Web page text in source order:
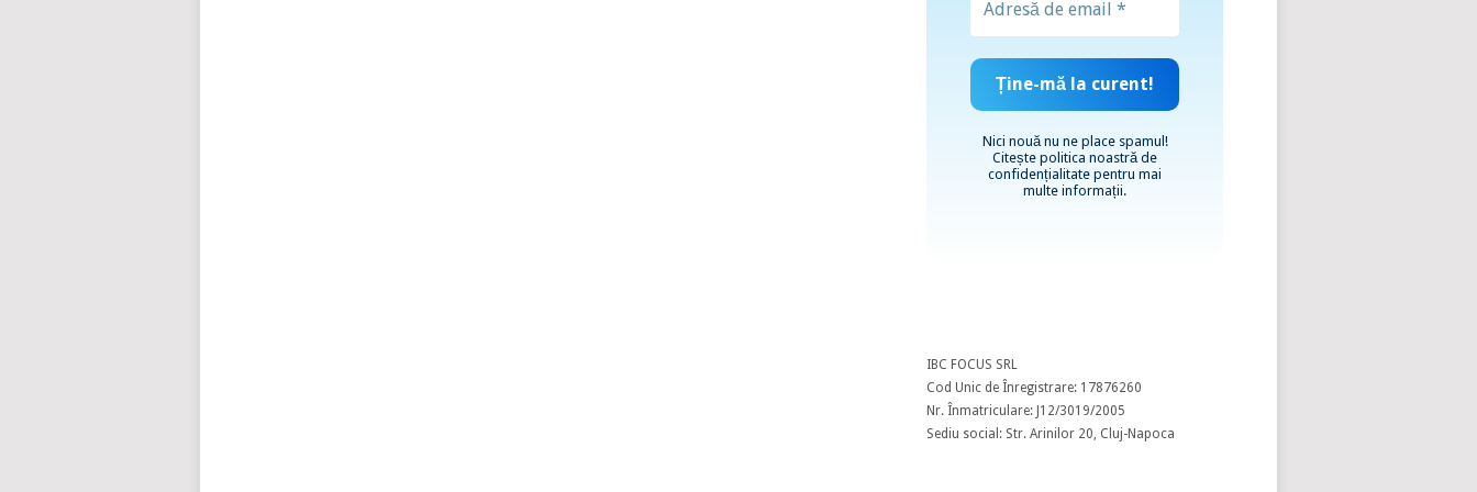
Nici nouă nu ne place spamul!
Citește politica noastră de
confidențialitate pentru mai
multe informații.
IBC FOCUS SRL
Cod Unic de Înregistrare: 17876260
Nr. Înmatriculare: J12/3019/2005
Sediu social: Str. Arinilor 20, Cluj-Napoca